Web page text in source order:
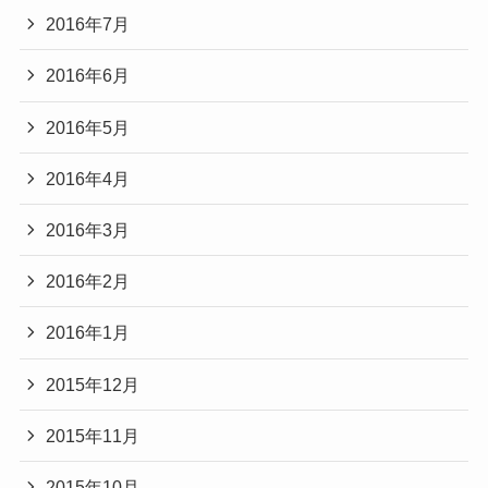
2016年7月
2016年6月
2016年5月
2016年4月
2016年3月
2016年2月
2016年1月
2015年12月
2015年11月